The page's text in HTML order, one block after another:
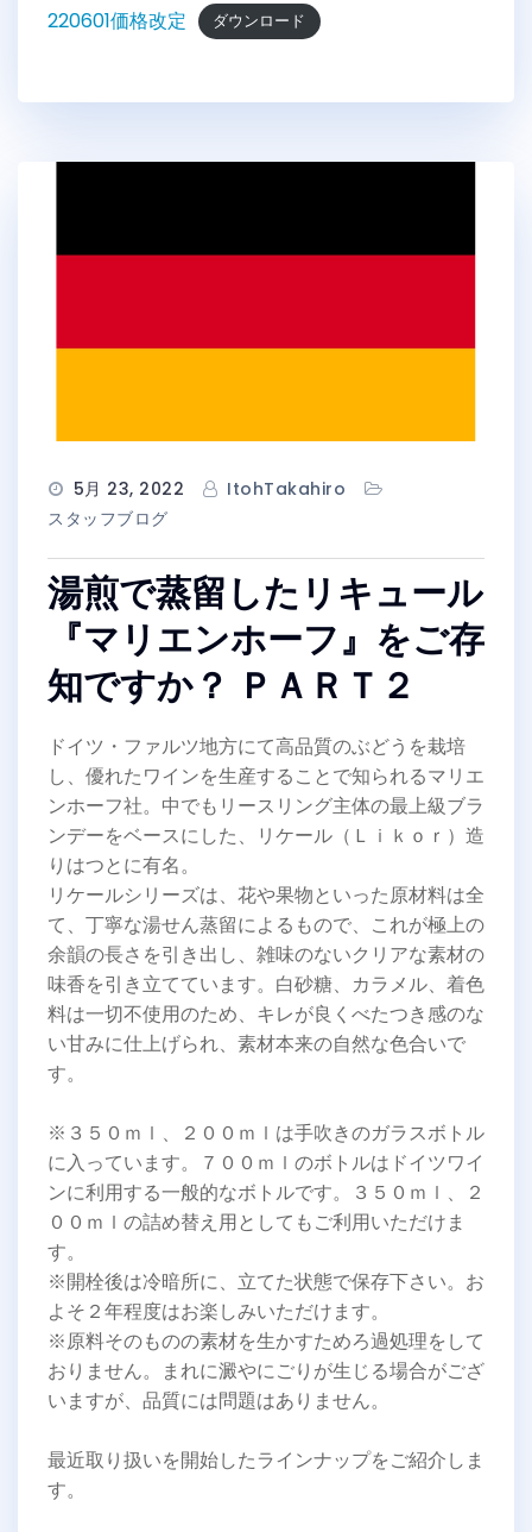
220601価格改定 ダウンロード
5月 23, 2022
ItohTakahiro
スタッフブログ
湯煎で蒸留したリキュール
『マリエンホーフ』をご存
知ですか？ ＰＡＲＴ２
ドイツ・ファルツ地方にて高品質のぶどうを栽培
し、優れたワインを生産することで知られるマリエ
ンホーフ社。中でもリースリング主体の最上級ブラ
ンデーをベースにした、リケール（Ｌｉｋｏｒ）造
りはつとに有名。
リケールシリーズは、花や果物といった原材料は全
て、丁寧な湯せん蒸留によるもので、これが極上の
余韻の長さを引き出し、雑味のないクリアな素材の
味香を引き立てています。白砂糖、カラメル、着色
料は一切不使用のため、キレが良くべたつき感のな
い甘みに仕上げられ、素材本来の自然な色合いで
す。
※３５０ｍｌ、２００ｍｌは手吹きのガラスボトル
に入っています。７００ｍｌのボトルはドイツワイ
ンに利用する一般的なボトルです。３５０ｍｌ、２
００ｍｌの詰め替え用としてもご利用いただけま
す。
※開栓後は冷暗所に、立てた状態で保存下さい。お
よそ２年程度はお楽しみいただけます。
※原料そのものの素材を生かすためろ過処理をして
おりません。まれに澱やにごりが生じる場合がござ
いますが、品質には問題はありません。
最近取り扱いを開始したラインナップをご紹介しま
す。